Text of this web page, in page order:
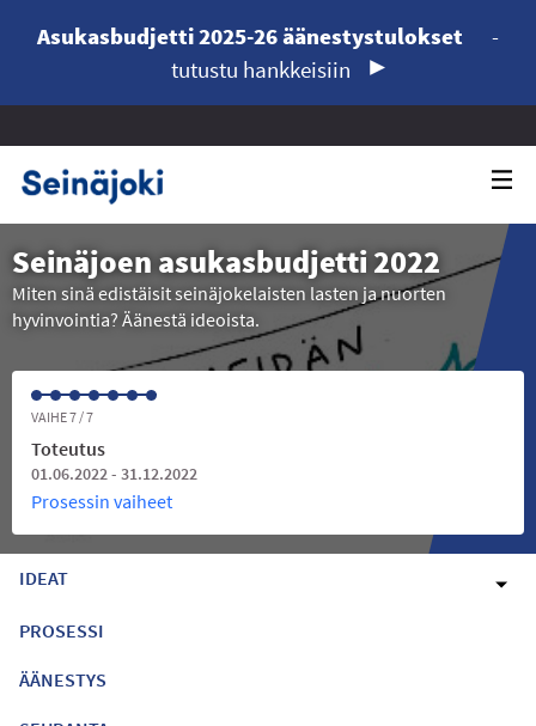
Asukasbudjetti 2025-26 äänestystulokset
-
tutustu hankkeisiin
Seinäjoen asukasbudjetti 2022
Miten sinä edistäisit seinäjokelaisten lasten ja nuorten
hyvinvointia? Äänestä ideoista.
VAIHE 7 / 7
Toteutus
01.06.2022 - 31.12.2022
Prosessin vaiheet
IDEAT
PROSESSI
ÄÄNESTYS